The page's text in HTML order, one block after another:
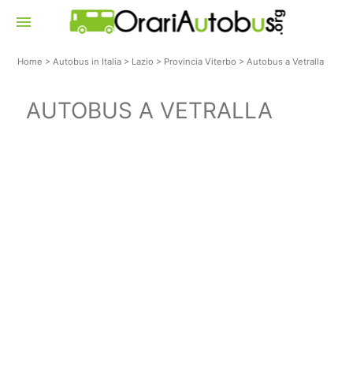
menu
Home >Autobus in Italia > Lazio > Provincia Viterbo >Autobus a Vetralla
AUTOBUS A VETRALLA